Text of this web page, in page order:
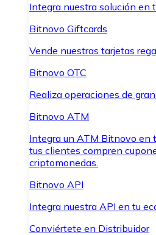
Integra nuestra solución en
Bitnovo Giftcards
Vende nuestras tarjetas
Bitnovo OTC
Realiza operaciones de
Bitnovo ATM
Integra un ATM Bitnovo en
tus clientes compren
criptomonedas.
Bitnovo API
Integra nuestra API en tu
Conviértete en Distribuidor